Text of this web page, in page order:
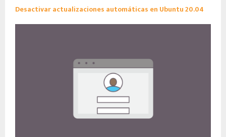
Desactivar actualizaciones automáticas en Ubuntu 20.04